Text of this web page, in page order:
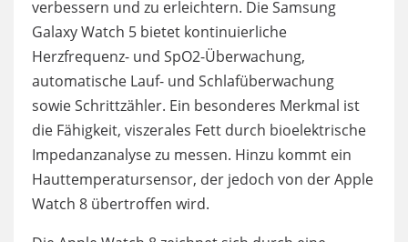
verbessern und zu erleichtern. Die Samsung
Galaxy Watch 5 bietet kontinuierliche
Herzfrequenz- und SpO2-Überwachung,
automatische Lauf- und Schlafüberwachung
sowie Schrittzähler. Ein besonderes Merkmal ist
die Fähigkeit, viszerales Fett durch bioelektrische
Impedanzanalyse zu messen. Hinzu kommt ein
Hauttemperatursensor, der jedoch von der Apple
Watch 8 übertroffen wird.